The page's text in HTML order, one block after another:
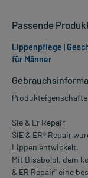
Sie & Er Repair
SIE & ER® Repair
Lippen entwickelt.
Mit Bisabolol, dem
& ER Repair" eine
Passende
Lippenpflege |
für Männer